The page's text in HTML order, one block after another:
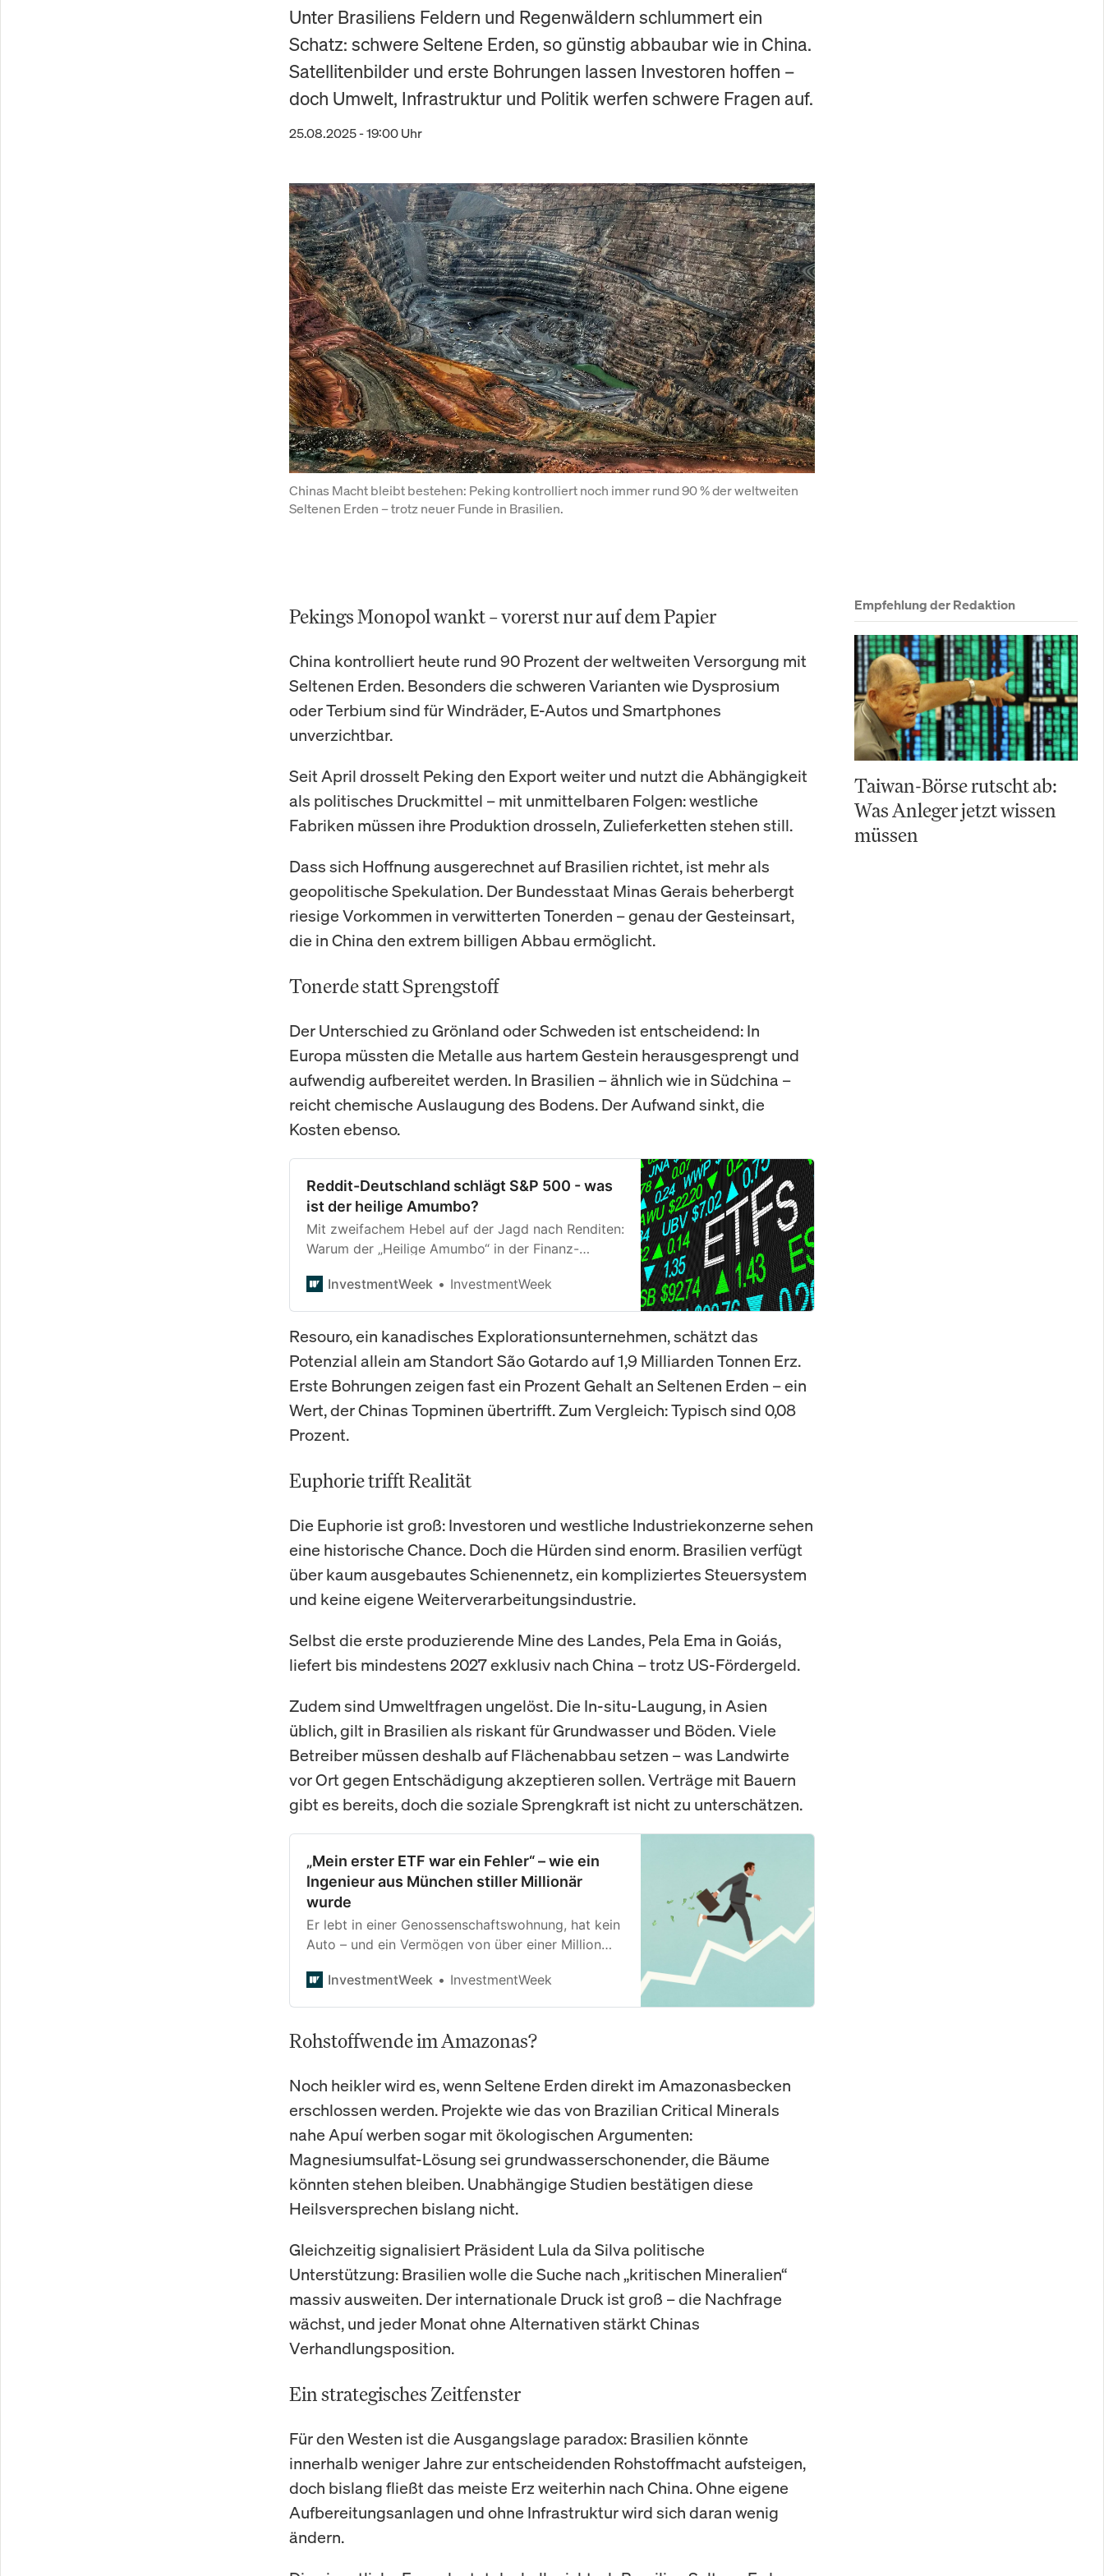
Unter Brasiliens Feldern und Regenwäldern schlummert ein
Schatz: schwere Seltene Erden, so günstig abbaubar wie in China.
Satellitenbilder und erste Bohrungen lassen Investoren hoffen –
doch Umwelt, Infrastruktur und Politik werfen schwere Fragen auf.
25.08.2025 - 19:00 Uhr
Chinas Macht bleibt bestehen: Peking kontrolliert noch immer rund 90 % der weltweiten
Seltenen Erden – trotz neuer Funde in Brasilien.
Pekings Monopol wankt – vorerst nur auf dem Papier
China kontrolliert heute rund 90 Prozent der weltweiten Versorgung mit
Seltenen Erden. Besonders die schweren Varianten wie Dysprosium
oder Terbium sind für Windräder, E-Autos und Smartphones
unverzichtbar.
Seit April drosselt Peking den Export weiter und nutzt die Abhängigkeit
als politisches Druckmittel – mit unmittelbaren Folgen: westliche
Fabriken müssen ihre Produktion drosseln, Zulieferketten stehen still.
Dass sich Hoffnung ausgerechnet auf Brasilien richtet, ist mehr als
geopolitische Spekulation. Der Bundesstaat Minas Gerais beherbergt
riesige Vorkommen in verwitterten Tonerden – genau der Gesteinsart,
die in China den extrem billigen Abbau ermöglicht.
Tonerde statt Sprengstoff
Der Unterschied zu Grönland oder Schweden ist entscheidend: In
Europa müssten die Metalle aus hartem Gestein herausgesprengt und
aufwendig aufbereitet werden. In Brasilien – ähnlich wie in Südchina –
reicht chemische Auslaugung des Bodens. Der Aufwand sinkt, die
Kosten ebenso.
Reddit-Deutschland schlägt S&P 500 - was
ist der heilige Amumbo?
Mit zweifachem Hebel auf der Jagd nach Renditen:
Warum der „Heilige Amumbo“ in der Finanz-
Risiken Anleger kennen sollten.
InvestmentWeek InvestmentWeek
Resouro, ein kanadisches Explorationsunternehmen, schätzt das
Potenzial allein am Standort São Gotardo auf 1,9 Milliarden Tonnen Erz.
Erste Bohrungen zeigen fast ein Prozent Gehalt an Seltenen Erden – ein
Wert, der Chinas Topminen übertrifft. Zum Vergleich: Typisch sind 0,08
Prozent.
Euphorie trifft Realität
Die Euphorie ist groß: Investoren und westliche Industriekonzerne sehen
eine historische Chance. Doch die Hürden sind enorm. Brasilien verfügt
über kaum ausgebautes Schienennetz, ein kompliziertes Steuersystem
und keine eigene Weiterverarbeitungsindustrie.
Selbst die erste produzierende Mine des Landes, Pela Ema in Goiás,
liefert bis mindestens 2027 exklusiv nach China – trotz US-Fördergeld.
Zudem sind Umweltfragen ungelöst. Die In-situ-Laugung, in Asien
üblich, gilt in Brasilien als riskant für Grundwasser und Böden. Viele
Betreiber müssen deshalb auf Flächenabbau setzen – was Landwirte
vor Ort gegen Entschädigung akzeptieren sollen. Verträge mit Bauern
gibt es bereits, doch die soziale Sprengkraft ist nicht zu unterschätzen.
„Mein erster ETF war ein Fehler“ – wie ein
Ingenieur aus München stiller Millionär
wurde
Er lebt in einer Genossenschaftswohnung, hat kein
Auto – und ein Vermögen von über einer Million
30, hat seinen Reichtum auf anderen Wegen
aufgebaut. Was man aus seiner Geschichte lernen
InvestmentWeek InvestmentWeek
Rohstoffwende im Amazonas?
Noch heikler wird es, wenn Seltene Erden direkt im Amazonasbecken
erschlossen werden. Projekte wie das von Brazilian Critical Minerals
nahe Apuí werben sogar mit ökologischen Argumenten:
Magnesiumsulfat-Lösung sei grundwasserschonender, die Bäume
könnten stehen bleiben. Unabhängige Studien bestätigen diese
Heilsversprechen bislang nicht.
Gleichzeitig signalisiert Präsident Lula da Silva politische
Unterstützung: Brasilien wolle die Suche nach „kritischen Mineralien“
massiv ausweiten. Der internationale Druck ist groß – die Nachfrage
wächst, und jeder Monat ohne Alternativen stärkt Chinas
Verhandlungsposition.
Ein strategisches Zeitfenster
Für den Westen ist die Ausgangslage paradox: Brasilien könnte
innerhalb weniger Jahre zur entscheidenden Rohstoffmacht aufsteigen,
doch bislang fließt das meiste Erz weiterhin nach China. Ohne eigene
Aufbereitungsanlagen und ohne Infrastruktur wird sich daran wenig
ändern.
Empfehlung der Redaktion
Taiwan-Börse rutscht ab:
Was Anleger jetzt wissen
müssen